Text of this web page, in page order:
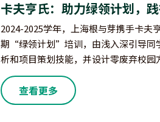
卡夫亨氏：助力绿领计划，
2024-2025学年，上海根与芽携手卡
期“绿领计划”培训，由浅入深引导同
析和项目策划技能，并设计零废弃校园
查看更多